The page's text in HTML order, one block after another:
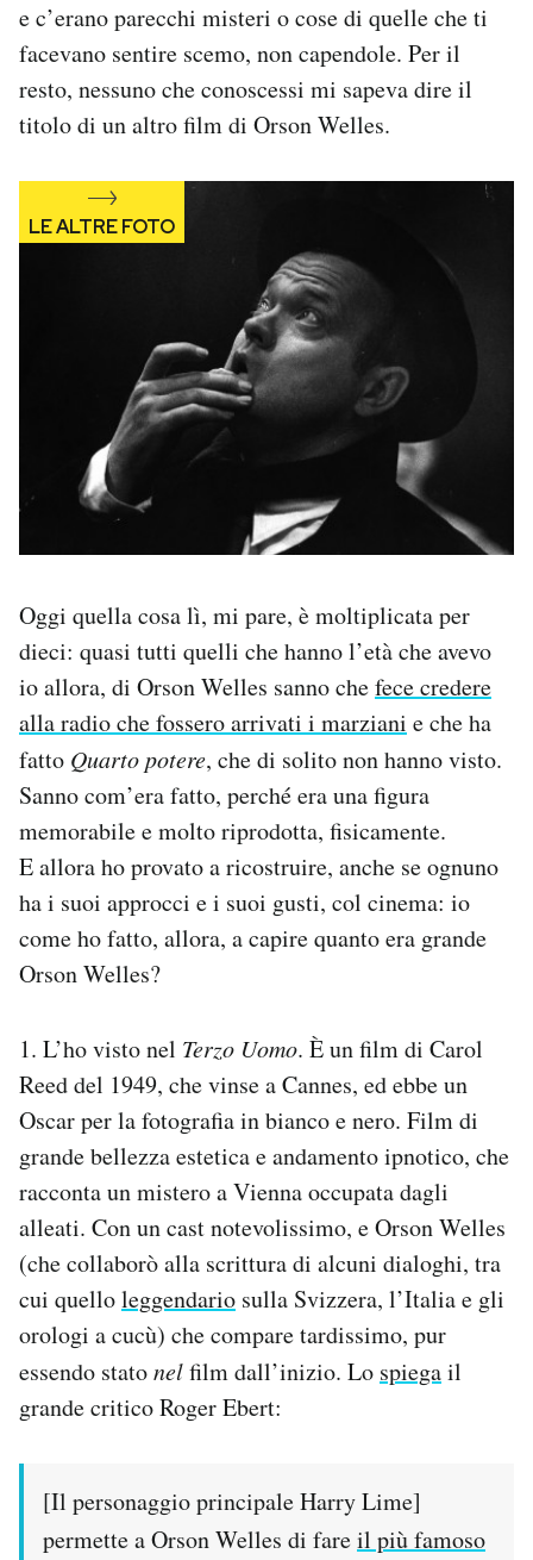
e c’erano parecchi misteri o cose di quelle che ti
facevano sentire scemo, non capendole. Per il
resto, nessuno che conoscessi mi sapeva dire il
titolo di un altro film di Orson Welles.
Oggi quella cosa lì, mi pare, è moltiplicata per
dieci: quasi tutti quelli che hanno l’età che avevo
io allora, di Orson Welles sanno chefece credere
alla radio che fossero arrivati i marziani e che ha
fatto Quarto potere, che di solito non hanno visto.
Sanno com’era fatto, perché era una figura
memorabile e molto riprodotta, fisicamente.
E allora ho provato a ricostruire, anche se ognuno
ha i suoi approcci e i suoi gusti, col cinema: io
come ho fatto, allora, a capire quanto era grande
Orson Welles?
1. L’ho visto nel Terzo Uomo. È un film di Carol
Reed del 1949, che vinse a Cannes, ed ebbe un
Oscar per la fotografia in bianco e nero. Film di
grande bellezza estetica e andamento ipnotico, che
racconta un mistero a Vienna occupata dagli
alleati. Con un cast notevolissimo, e Orson Welles
(che collaborò alla scrittura di alcuni dialoghi, tra
cui quelloleggendario sulla Svizzera, l’Italia e gli
orologi a cucù) che compare tardissimo, pur
essendo statonelfilm dall’inizio. Lo spiegail
grande critico Roger Ebert:
[Il personaggio principale Harry Lime]
permette a Orson Welles di fareil più famoso